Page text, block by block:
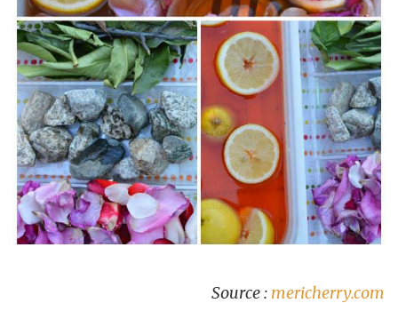
Source : mericherry.com